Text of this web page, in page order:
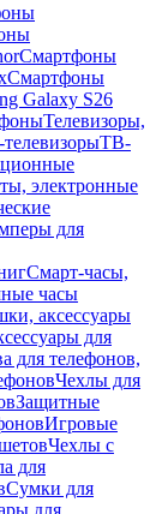
Смартфоны
Смартфоны
Galaxy S26
Телевизоры,
ТВ-
электронные
для
Смарт-часы,
часы
аксессуары
для
для телефонов,
Чехлы для
Защитные
Игровые
Чехлы с
для
Сумки для
для